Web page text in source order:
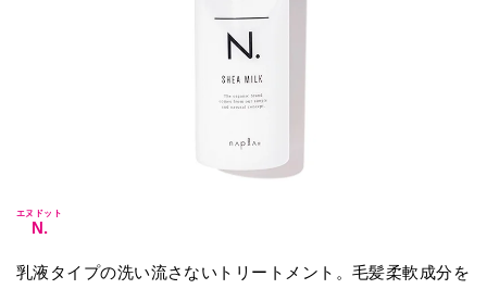
N.
エヌドット
乳液タイプの洗い流さないトリートメント。毛髪柔軟成分を